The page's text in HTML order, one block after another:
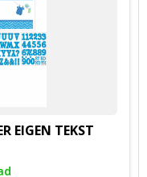
EIGEN TEKST